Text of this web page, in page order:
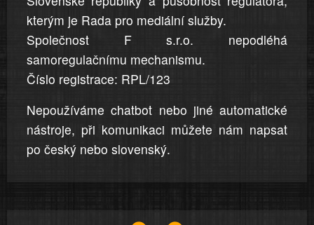
kterým je Rada pro mediální služby.
Společnost F s.r.o. nepodléhá
samoregulačnímu mechanismu.
Číslo registrace: RPL/123
Nepoužíváme chatbot nebo jiné automatické
nástroje, při komunikaci můžete nám napsat
po český nebo slovenský.